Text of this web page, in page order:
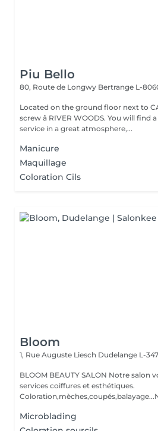
Piu Bello
80, Route de Longwy Bertrange L-
Located on the ground floor next to
screw â RIVER WOODS. You will find a neat and professional
service in a great atmosphere,...
Manicure
Maquillage
Coloration Cils
Bloom
1, Rue Auguste Liesch Dudelange L-
BLOOM BEAUTY SALON Notre salon
services coiffures et esthétiques.
Microblading